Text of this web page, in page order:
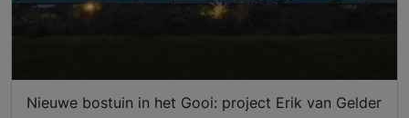
Nieuwe bostuin in het Gooi: project Erik van Gelder